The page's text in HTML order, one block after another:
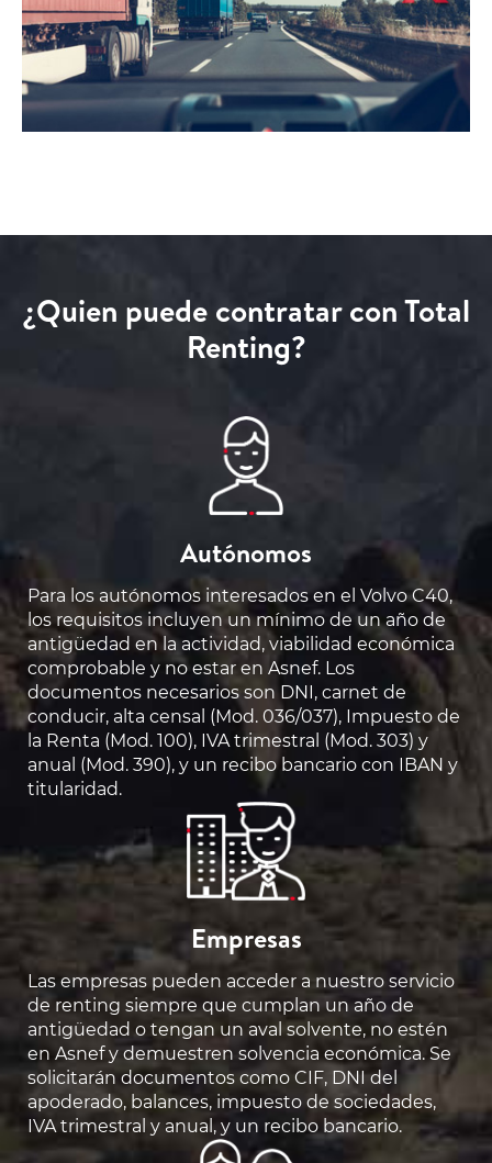
¿Quien puede contratar con Total
Renting?
Autónomos
Para los autónomos interesados en el Volvo C40,
los requisitos incluyen un mínimo de un año de
antigüedad en la actividad, viabilidad económica
comprobable y no estar en Asnef. Los
documentos necesarios son DNI, carnet de
conducir, alta censal (Mod. 036/037), Impuesto de
la Renta (Mod. 100), IVA trimestral (Mod. 303) y
anual (Mod. 390), y un recibo bancario con IBAN y
titularidad.
Empresas
Las empresas pueden acceder a nuestro servicio
de renting siempre que cumplan un año de
antigüedad o tengan un aval solvente, no estén
en Asnef y demuestren solvencia económica. Se
solicitarán documentos como CIF, DNI del
apoderado, balances, impuesto de sociedades,
IVA trimestral y anual, y un recibo bancario.